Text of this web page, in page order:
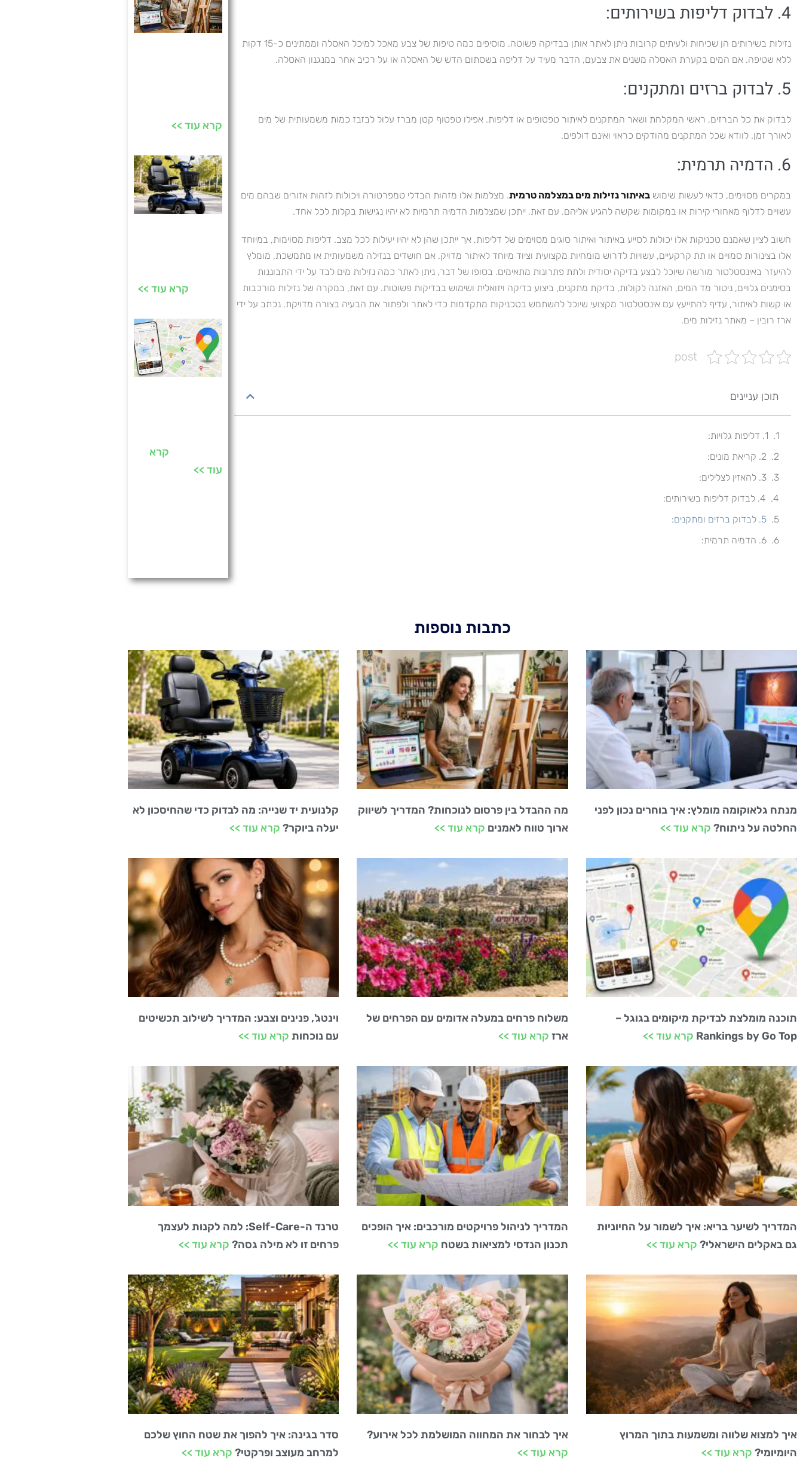
4. לבדוק דליפות בשירותים:
נזילות בשירותים הן שכיחות ולעיתים קרובות ניתן לאתר אותן בבדיקה פשוטה. מוסיפים כמה טיפות של צבע מאכל למיכל האסלה וממתינים כ-15 דקות
ללא שטיפה. אם המים בקערת האסלה משנים את צבעם, הדבר מעיד על דליפה בשסתום הדש של האסלה או על רכיב אחר במנגנון האסלה.
5. לבדוק ברזים ומתקנים:
לבדוק את כל הברזים, ראשי המקלחת ושאר המתקנים לאיתור טפטופים או דליפות. אפילו טפטוף קטן מברז עלול לבזבז כמות משמעותית של מים
לאורך זמן. לוודא שכל המתקנים מהודקים כראוי ואינם דולפים.
6. הדמיה תרמית:
במקרים מסוימים, כדאי לעשות שימוש באיתור נזילות מים במצלמה טרמית. מצלמות אלו מזהות הבדלי טמפרטורה ויכולות לזהות אזורים שבהם מים
עשויים לדלוף מאחורי קירות או במקומות שקשה להגיע אליהם. עם זאת, ייתכן שמצלמות הדמיה תרמיות לא יהיו נגישות בקלות לכל אחד.
חשוב לציין שאמנם טכניקות אלו יכולות לסייע באיתור ואיתור סוגים מסוימים של דליפות, אך ייתכן שהן לא יהיו יעילות לכל מצב. דליפות מסוימות, במיוחד
אלו בצינורות סמויים או תת קרקעיים, עשויות לדרוש מומחיות מקצועית וציוד מיוחד לאיתור מדויק. אם חושדים בנזילה משמעותית או מתמשכת, מומלץ
להיעזר באינסטלטור מורשה שיוכל לבצע בדיקה יסודית ולתת פתרונות מתאימים. בסופו של דבר, ניתן לאתר כמה נזילות מים לבד על ידי התבוננות
בסימנים גלויים, ניטור מד המים, האזנה לקולות, בדיקת מתקנים, ביצוע בדיקה ויזואלית ושימוש בבדיקות פשוטות. עם זאת, במקרה של נזילות מורכבות
או קשות לאיתור, עדיף להתייעץ עם אינסטלטור מקצועי שיוכל להשתמש בטכניקות מתקדמות כדי לאתר ולפתור את הבעיה בצורה מדויקת. נכתב על ידי
ארז רובין – מאתר נזילות מים.
post
תוכן עניינים
1. דליפות גלויות:
2. קריאת מונים:
3. להאזין לצלילים:
4. לבדוק דליפות בשירותים:
5. לבדוק ברזים ומתקנים:
6. הדמיה תרמית:
קרא עוד >>
קרא עוד >>
קרא
עוד >>
כתבות נוספות
מנתח גלאוקומה מומלץ: איך בוחרים נכון לפני
החלטה על ניתוח? קרא עוד >>
מה ההבדל בין פרסום לנוכחות? המדריך לשיווק
ארוך טווח לאמנים קרא עוד >>
קלנועית יד שנייה: מה לבדוק כדי שהחיסכון לא
יעלה ביוקר? קרא עוד >>
תוכנה מומלצת לבדיקת מיקומים בגוגל –
Rankings by Go Top קרא עוד >>
משלוח פרחים במעלה אדומים עם הפרחים של
ארז קרא עוד >>
וינטג', פנינים וצבע: המדריך לשילוב תכשיטים
עם נוכחות קרא עוד >>
המדריך לשיער בריא: איך לשמור על החיוניות
גם באקלים הישראלי? קרא עוד >>
המדריך לניהול פרויקטים מורכבים: איך הופכים
תכנון הנדסי למציאות בשטח קרא עוד >>
טרנד ה-Self-Care: למה לקנות לעצמך
פרחים זו לא מילה גסה? קרא עוד >>
איך למצוא שלווה ומשמעות בתוך המרוץ
היומיומי? קרא עוד >>
איך לבחור את המחווה המושלמת לכל אירוע?
קרא עוד >>
סדר בגינה: איך להפוך את שטח החוץ שלכם
למרחב מעוצב ופרקטי? קרא עוד >>